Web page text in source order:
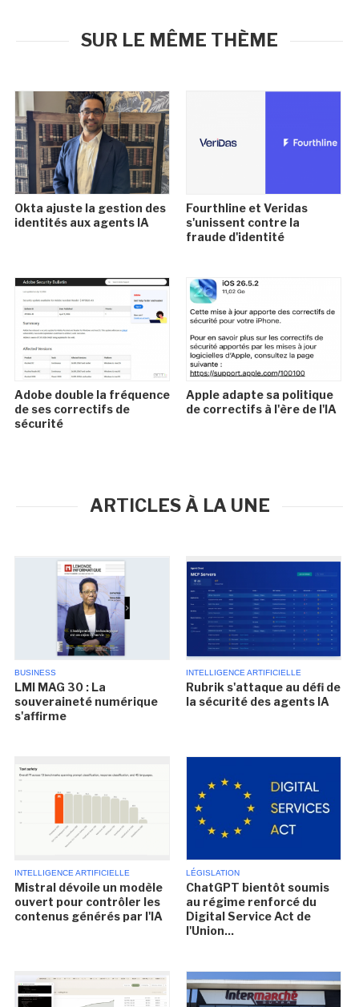
SUR LE MÊME THÈME
Okta ajuste la gestion des
identités aux agents IA
Fourthline et Veridas
s'unissent contre la
fraude d'identité
Adobe double la fréquence
de ses correctifs de
sécurité
Apple adapte sa politique
de correctifs à l'ère de l'IA
ARTICLES À LA UNE
BUSINESS
LMI MAG 30 : La
souveraineté numérique
s'affirme
INTELLIGENCE ARTIFICIELLE
Rubrik s'attaque au défi de
la sécurité des agents IA
INTELLIGENCE ARTIFICIELLE
Mistral dévoile un modèle
ouvert pour contrôler les
contenus générés par l'IA
LÉGISLATION
ChatGPT bientôt soumis
au régime renforcé du
Digital Service Act de
l'Union...